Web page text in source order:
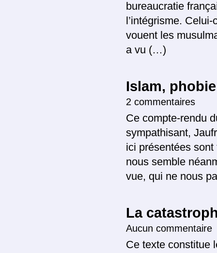
bureaucratie
l’intégrisme.
vouent les
a vu (…)
Islam,
2 commentaires
Ce compte-rendu
sympathisant,
ici présentées
nous semble
vue, qui ne nous
La
Aucun commentaire
Ce texte constitue